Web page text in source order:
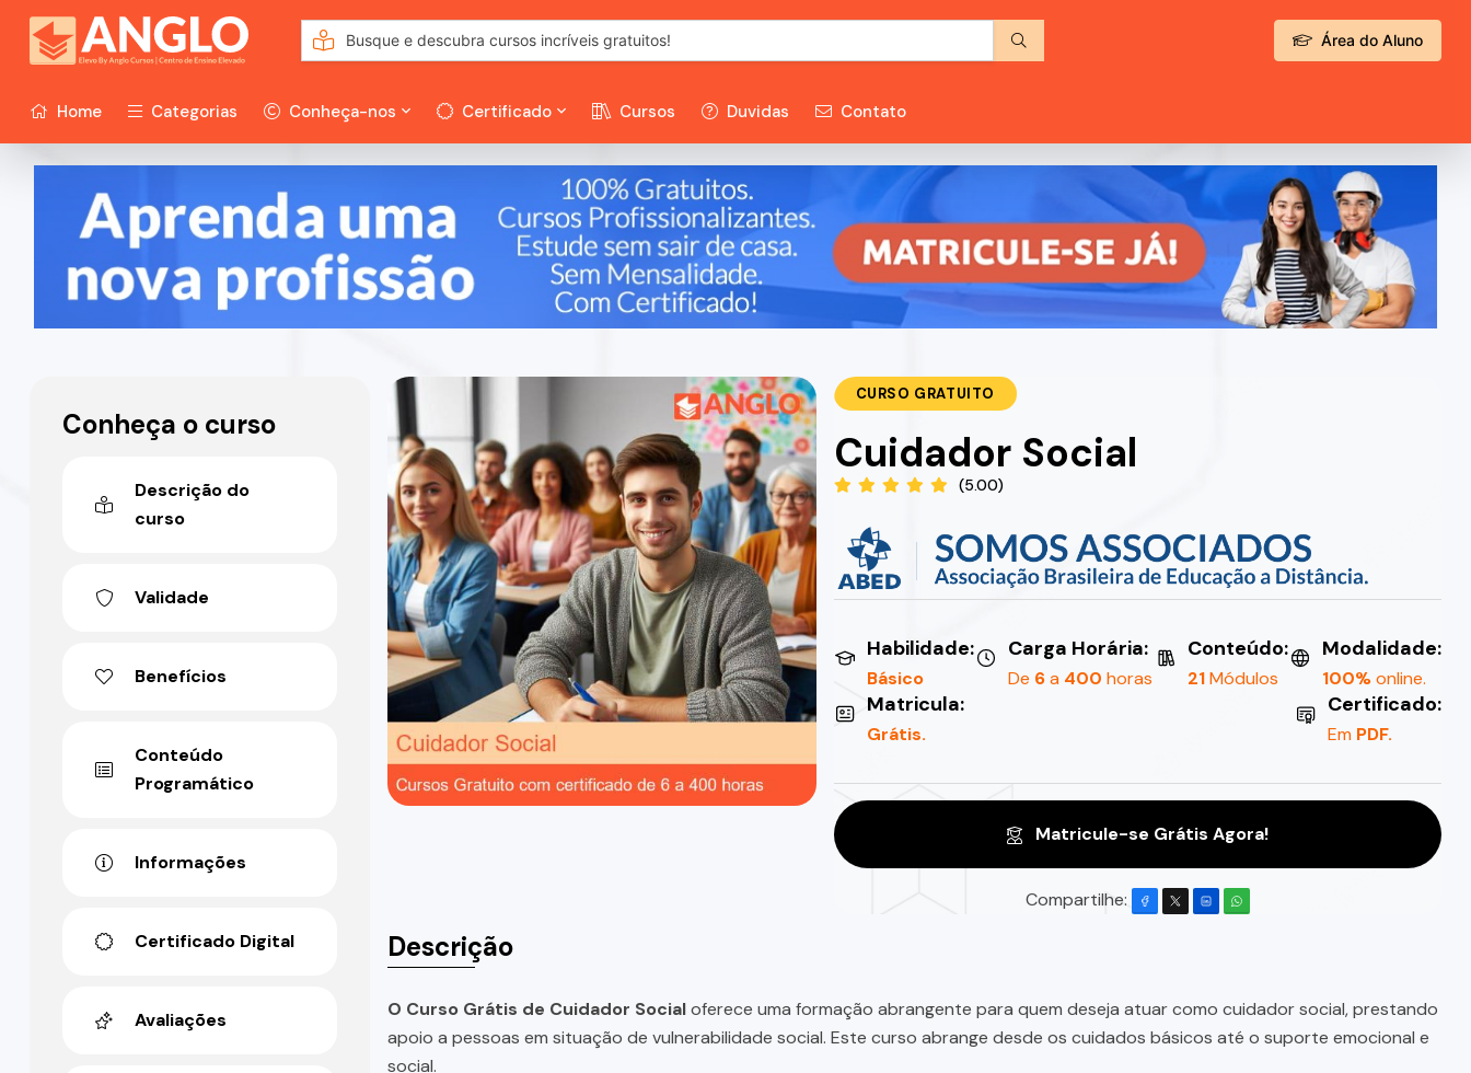
Área do Aluno
Home Categorias Conheça-nos Certificado Cursos Duvidas Contato
CURSO GRATUITO
Cuidador Social
(5.00)
Habilidade:
Básico
Carga Horária:
De 6a 400 horas
Conteúdo:
21Módulos
Modalidade:
100%online.
Matricula:
Grátis.
Certificado:
Em PDF.
Matricule-se Grátis Agora!
Compartilhe:
Descrição
O Curso Grátis de Cuidador Socialoferece uma formação abrangente para quem deseja atuar como cuidador social, prestando
apoio a pessoas em situação de vulnerabilidade social. Este curso abrange desde os cuidados básicos até o suporte emocional e
social.
Conheça o curso
Descrição do
curso
Validade
Benefícios
Conteúdo
Programático
Informações
Certificado Digital
Avaliações